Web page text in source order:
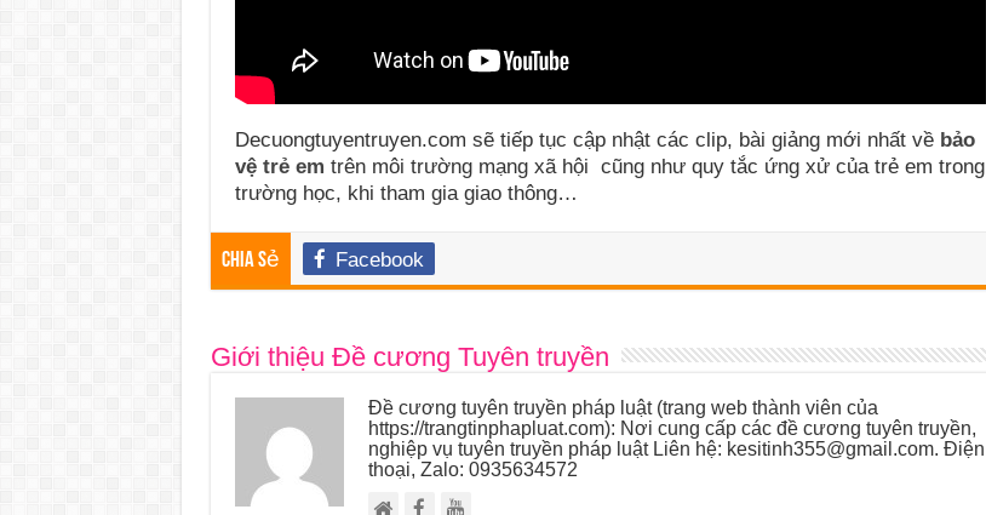
Decuongtuyentruyen.com sẽ tiếp tục cập nhật các clip, bài giảng mới nhất về bảo
vệ trẻ em trên môi trường mạng xã hội cũng như quy tắc ứng xử của trẻ em trong
trường học, khi tham gia giao thông…
Chia sẻ Facebook
Giới thiệu Đề cương Tuyên truyền
Đề cương tuyên truyền pháp luật (trang web thành viên của
https://trangtinphapluat.com): Nơi cung cấp các đề cương tuyên truyền,
nghiệp vụ tuyên truyền pháp luật Liên hệ: kesitinh355@gmail.com. Điện
thoại, Zalo: 0935634572